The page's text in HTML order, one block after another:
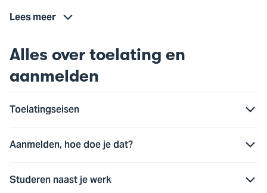
Lees meer
Alles over toelating en
aanmelden
Toelatingseisen
Aanmelden, hoe doe je dat?
Studeren naast je werk